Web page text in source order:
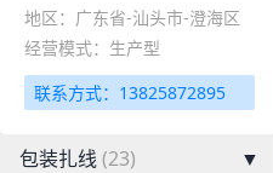
地区：广东省-汕头市-澄海区
经营模式：生产型
联系方式：13825872895
包装扎线(23)
▼